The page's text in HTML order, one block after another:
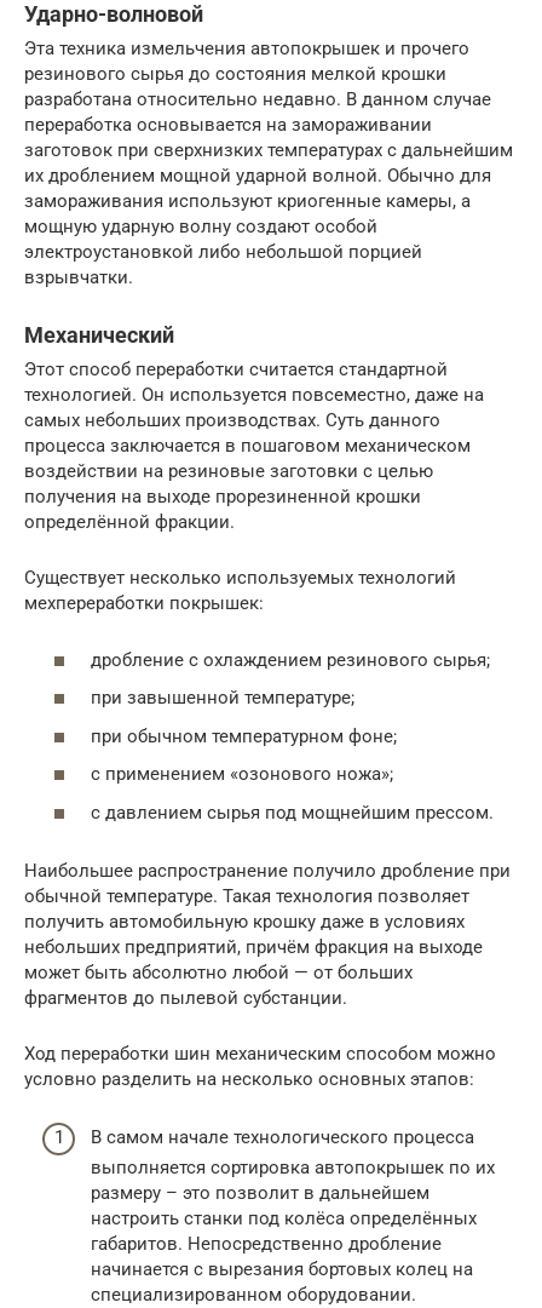
Ударно-волновой
Эта техника измельчения автопокрышек и прочего
резинового сырья до состояния мелкой крошки
разработана относительно недавно. В данном случае
переработка основывается на замораживании
заготовок при сверхнизких температурах с дальнейшим
их дроблением мощной ударной волной. Обычно для
замораживания используют криогенные камеры, а
мощную ударную волну создают особой
электроустановкой либо небольшой порцией
взрывчатки.
Механический
Этот способ переработки считается стандартной
технологией. Он используется повсеместно, даже на
самых небольших производствах. Суть данного
процесса заключается в пошаговом механическом
воздействии на резиновые заготовки с целью
получения на выходе прорезиненной крошки
определённой фракции.
Существует несколько используемых технологий
мехпереработки покрышек:
дробление с охлаждением резинового сырья;
при завышенной температуре;
при обычном температурном фоне;
с применением «озонового ножа»;
с давлением сырья под мощнейшим прессом.
Наибольшее распространение получило дробление при
обычной температуре. Такая технология позволяет
получить автомобильную крошку даже в условиях
небольших предприятий, причём фракция на выходе
может быть абсолютно любой — от больших
фрагментов до пылевой субстанции.
Ход переработки шин механическим способом можно
условно разделить на несколько основных этапов:
В самом начале технологического процесса
выполняется сортировка автопокрышек по их
размеру – это позволит в дальнейшем
настроить станки под колёса определённых
габаритов. Непосредственно дробление
начинается с вырезания бортовых колец на
специализированном оборудовании.